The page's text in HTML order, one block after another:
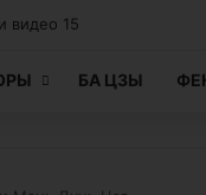
видео 15
БА ЦЗЫ